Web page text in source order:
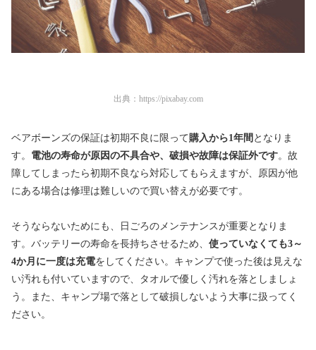
出典： https://pixabay.com
ベアボーンズの保証は初期不良に限って 購入から1年間 となりま
す。 電池の寿命が原因の不具合や、破損や故障は保証外です。故
障してしまったら初期不良なら対応してもらえますが、原因が他
にある場合は修理は難しいので買い替えが必要です。
そうならないためにも、日ごろのメンテナンスが重要となりま
す。バッテリーの寿命を長持ちさせるため、 使っていなくても3～
4か月に一度は充電をしてください。キャンプで使った後は見えな
い汚れも付いていますので、タオルで優しく汚れを落としましょ
う。また、キャンプ場で落として破損しないよう大事に扱ってく
ださい。